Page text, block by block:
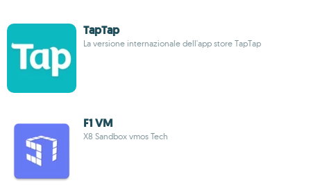
TapTap
La versione internazionale dell'app store TapTap
F1 VM
X8 Sandbox vmos Tech